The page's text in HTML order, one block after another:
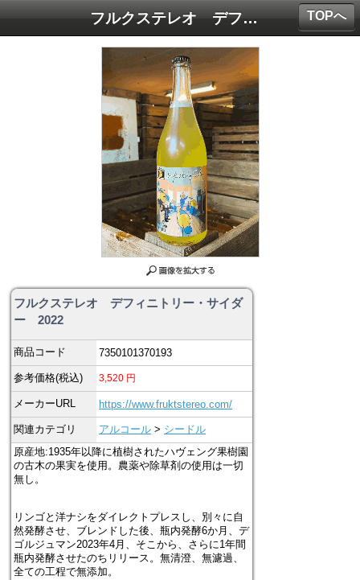
フルクステレオ デフィニトリー・サイダー 2022
フルクステレオ デフィニトリー・サイダ
ー 2022
商品コード 7350101370193
参考価格(税込) 3,520 円
メーカーURL https://www.fruktstereo.com/
関連カテゴリ アルコール > シードル
原産地:1935年以降に植樹されたハヴェング果樹園
の古木の果実を使用。農薬や除草剤の使用は一切
無し。
リンゴと洋ナシをダイレクトプレスし、別々に自
然発酵させ、ブレンドした後、瓶内発酵6か月、デ
ゴルジュマン2023年4月、そこから、さらに1年間
瓶内発酵させたのちリリース。無清澄、無濾過、
全ての工程で無添加。
TOPへ